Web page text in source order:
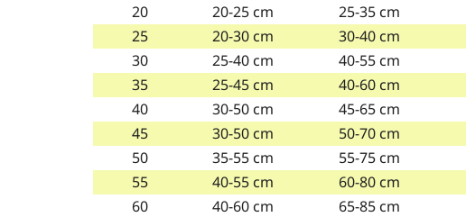
20
20-25 cm 25-35 cm
25
20-30 cm 30-40 cm
30
25-40 cm 40-55 cm
35
25-45 cm 40-60 cm
40
30-50 cm 45-65 cm
45
30-50 cm 50-70 cm
50
35-55 cm 55-75 cm
55
40-55 cm 60-80 cm
60
40-60 cm 65-85 cm